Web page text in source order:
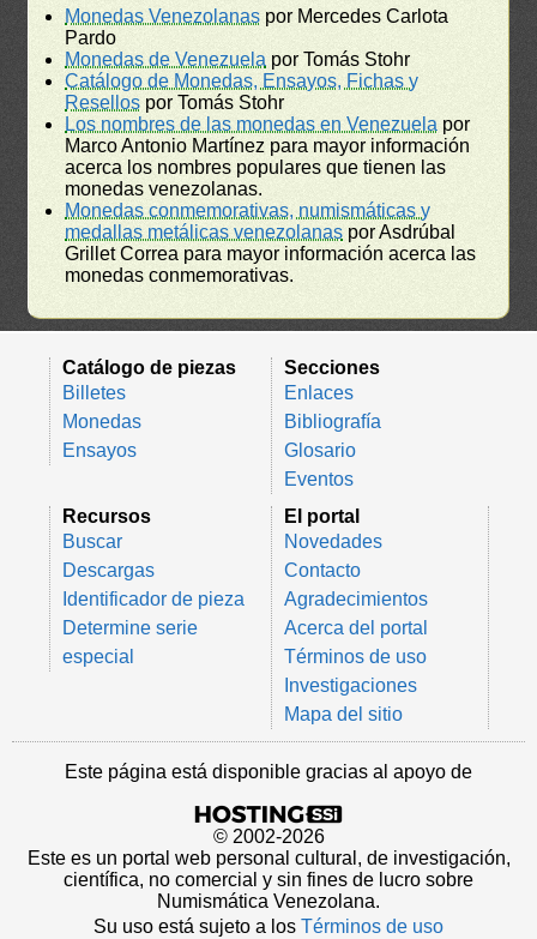
Monedas Venezolanas por Mercedes Carlota
Pardo
Monedas de Venezuela por Tomás Stohr
Catálogo de Monedas, Ensayos, Fichas y
Resellos por Tomás Stohr
Los nombres de las monedas en Venezuela por
Marco Antonio Martínez para mayor información
acerca los nombres populares que tienen las
monedas venezolanas.
Monedas conmemorativas, numismáticas y
medallas metálicas venezolanas por Asdrúbal
Grillet Correa para mayor información acerca las
monedas conmemorativas.
Catálogo de piezas
Billetes
Monedas
Ensayos
Secciones
Enlaces
Bibliografía
Glosario
Eventos
Recursos
Buscar
Descargas
Identificador de pieza
Determine serie
especial
El portal
Novedades
Contacto
Agradecimientos
Acerca del portal
Términos de uso
Investigaciones
Mapa del sitio
Este página está disponible gracias al apoyo de
© 2002-2026
Este es un portal web personal cultural, de investigación,
científica, no comercial y sin fines de lucro sobre
Numismática Venezolana.
Su uso está sujeto a los Términos de uso